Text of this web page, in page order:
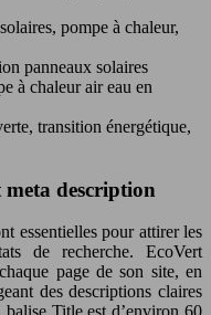
pompe à chaleur,
panneaux solaires
à chaleur air eau en
transition énergétique,
meta description
essentielles pour attirer les
de recherche. EcoVert
page de son site, en
des descriptions claires